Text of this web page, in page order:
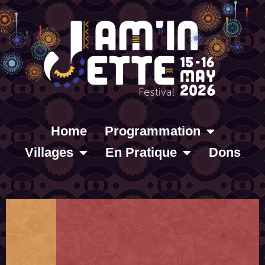
Home
Programmation
Villages
En Pratique Dons